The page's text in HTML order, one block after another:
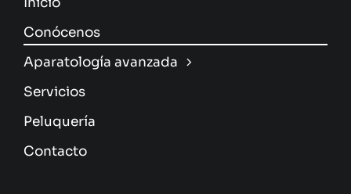
Conócenos
Aparatología avanzada
Servicios
Peluquería
Contacto